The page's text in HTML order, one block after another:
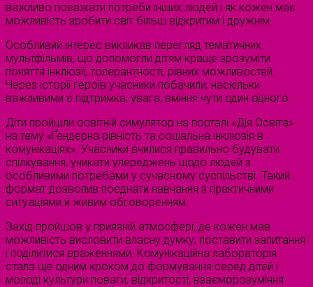
важливо поважати потреби інших людей і як кожен має
можливість зробити світ більш відкритим і дружнім.
Особливий інтерес викликав перегляд тематичних
мультфільмів, що допомогли дітям краще зрозуміти
поняття інклюзії, толерантності, рівних можливостей.
Через історії героїв учасники побачили, наскільки
важливими є підтримка, увага, вміння чути один одного.
Діти пройшли освітній симулятор на порталі «Дія.Освіта»
на тему «Ґендерна рівність та соціальна інклюзія в
комунікаціях». Учасники вчилися правильно будувати
спілкування, уникати упереджень щодо людей з
особливими потребами у сучасному суспільстві. Такий
формат дозволив поєднати навчання з практичними
ситуаціями й живим обговоренням.
Захід пройшов у приязній атмосфері, де кожен мав
можливість висловити власну думку, поставити запитання
і поділитися враженнями. Комунікаційна лабораторія
стала ще одним кроком до формування серед дітей і
молоді культури поваги, відкритості, взаєморозуміння.